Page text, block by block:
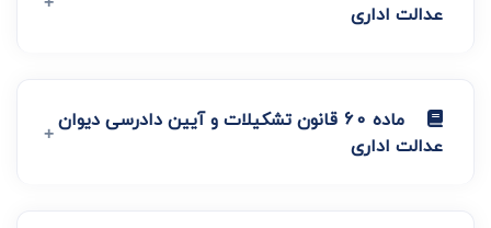
عدالت اداری
ماده 60 قانون تشکیلات و آیین دادرسی دیوان
عدالت اداری